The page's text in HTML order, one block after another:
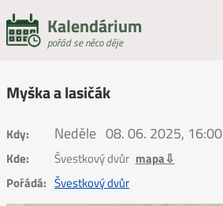
Kalendárium
pořád se něco děje
Myška a lasičák
Kdy: Neděle 08. 06. 2025, 16:00
Kde: Švestkový dvůr mapa⇩
Pořádá: Švestkový dvůr